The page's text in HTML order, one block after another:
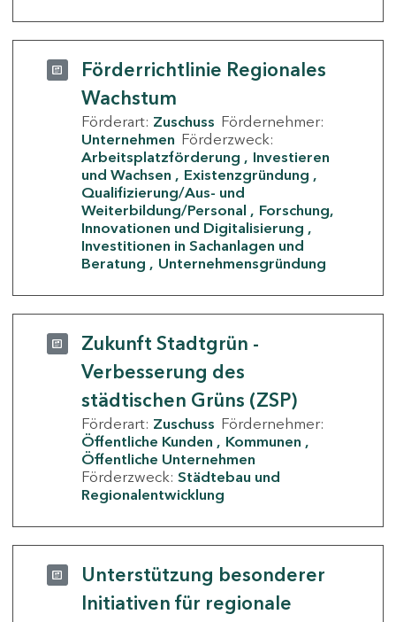
Förderrichtlinie Regionales
Wachstum
Förderart: Zuschuss Fördernehmer:
Unternehmen Förderzweck:
Arbeitsplatzförderung
Investieren
und Wachsen
Existenzgründung
Qualifizierung/Aus- und
Weiterbildung/Personal
Forschung,
Innovationen und Digitalisierung
Investitionen in Sachanlagen und
Beratung
Unternehmensgründung
Zukunft Stadtgrün -
Verbesserung des
städtischen Grüns (ZSP)
Förderart: Zuschuss Fördernehmer:
Öffentliche Kunden
Kommunen
Öffentliche Unternehmen
Förderzweck: Städtebau und
Regionalentwicklung
Unterstützung besonderer
Initiativen für regionale